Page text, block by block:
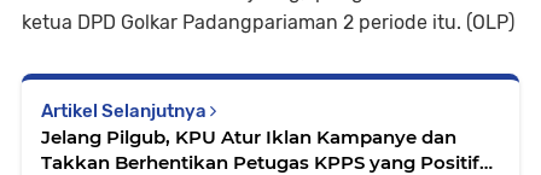
ketua DPD Golkar Padangpariaman 2 periode itu. (OLP)
Artikel Selanjutnya
Jelang Pilgub, KPU Atur Iklan Kampanye dan
Takkan Berhentikan Petugas KPPS yang Positif